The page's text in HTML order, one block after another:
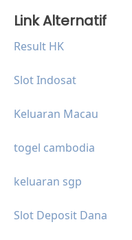
Link Alternatif
Result HK
Slot Indosat
Keluaran Macau
togel cambodia
keluaran sgp
Slot Deposit Dana